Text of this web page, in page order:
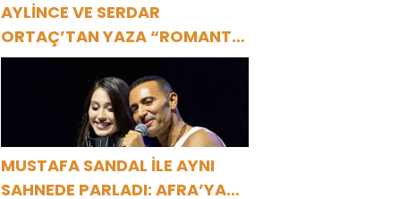
AYLİNCE VE SERDAR
ORTAÇ’TAN YAZA “ROMANTİK
AŞK” BOMBASI!
MUSTAFA SANDAL İLE AYNI
SAHNEDE PARLADI: AFRA’YA